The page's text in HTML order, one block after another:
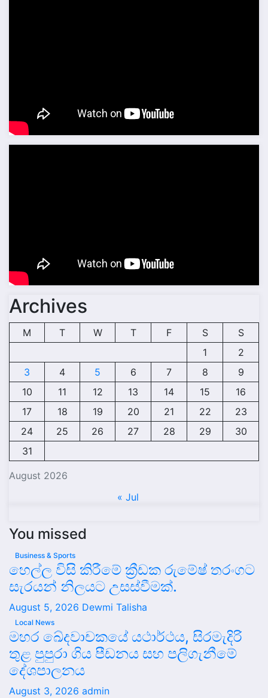
Archives
August 2026
M T W T F S
S
1
2
3
4 5 6 7 8
9
10
11 12 13 14 15
16
17
18 19 20 21 22
23
24
25 26 27 28 29
30
31
« Jul
You missed
Business & Sports
හෙල්ල විසි කිරීමේ ක්‍රීඩක රුමේෂ් තරංගට
සැරයන් නිලයට උසස්වීමක්.
August 5, 2026 Dewmi Talisha
Local News
මහර ඛේදවාචකයේ යථාර්ථය, සිරමැදිරි
තුළ පුපුරා ගිය පීඩනය සහ පලිගැනීමේ
දේශපාලනය
August 3, 2026 admin